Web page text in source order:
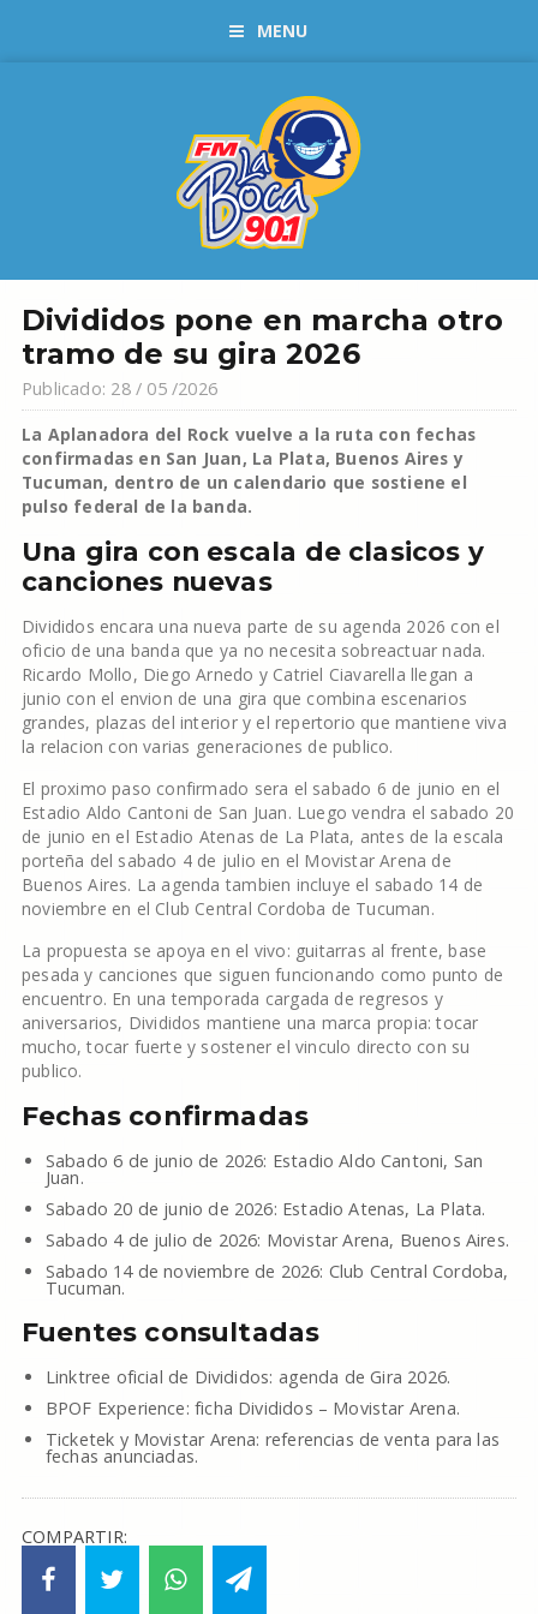
MENU
Divididos pone en marcha otro
tramo de su gira 2026
Publicado: 28 / 05 /2026
La Aplanadora del Rock vuelve a la ruta con fechas
confirmadas en San Juan, La Plata, Buenos Aires y
Tucuman, dentro de un calendario que sostiene el
pulso federal de la banda.
Una gira con escala de clasicos y
canciones nuevas
Divididos encara una nueva parte de su agenda 2026 con el
oficio de una banda que ya no necesita sobreactuar nada.
Ricardo Mollo, Diego Arnedo y Catriel Ciavarella llegan a
junio con el envion de una gira que combina escenarios
grandes, plazas del interior y el repertorio que mantiene viva
la relacion con varias generaciones de publico.
El proximo paso confirmado sera el sabado 6 de junio en el
Estadio Aldo Cantoni de San Juan. Luego vendra el sabado 20
de junio en el Estadio Atenas de La Plata, antes de la escala
porteña del sabado 4 de julio en el Movistar Arena de
Buenos Aires. La agenda tambien incluye el sabado 14 de
noviembre en el Club Central Cordoba de Tucuman.
La propuesta se apoya en el vivo: guitarras al frente, base
pesada y canciones que siguen funcionando como punto de
encuentro. En una temporada cargada de regresos y
aniversarios, Divididos mantiene una marca propia: tocar
mucho, tocar fuerte y sostener el vinculo directo con su
publico.
Fechas confirmadas
Sabado 6 de junio de 2026: Estadio Aldo Cantoni, San
Juan.
Sabado 20 de junio de 2026: Estadio Atenas, La Plata.
Sabado 4 de julio de 2026: Movistar Arena, Buenos Aires.
Sabado 14 de noviembre de 2026: Club Central Cordoba,
Tucuman.
Fuentes consultadas
Linktree oficial de Divididos: agenda de Gira 2026.
BPOF Experience: ficha Divididos – Movistar Arena.
Ticketek y Movistar Arena: referencias de venta para las
fechas anunciadas.
COMPARTIR: